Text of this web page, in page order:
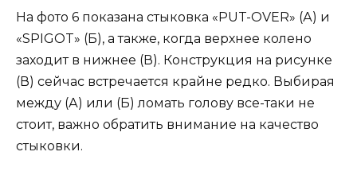
На фото 6 показана стыковка «PUT-OVER» (А) и
«SPIGOT» (Б), а также, когда верхнее колено
заходит в нижнее (В). Конструкция на рисунке
(В) сейчас встречается крайне редко. Выбирая
между (А) или (Б) ломать голову все-таки не
стоит, важно обратить внимание на качество
стыковки.